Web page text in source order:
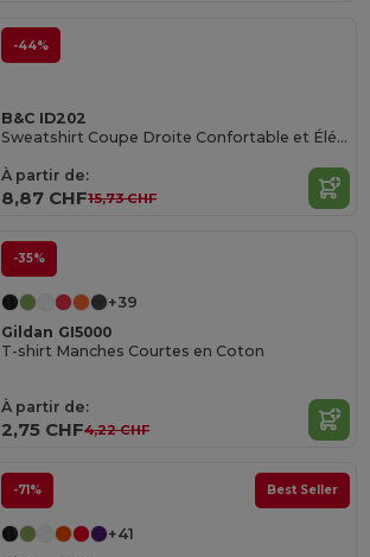
-44%
B&C ID202
Sweatshirt Coupe Droite Confortable et Élégant
À partir de:
8,87 CHF15,73 CHF
-35%
+39
Gildan GI5000
T-shirt Manches Courtes en Coton
À partir de:
2,75 CHF4,22 CHF
-71% Best Seller
+41